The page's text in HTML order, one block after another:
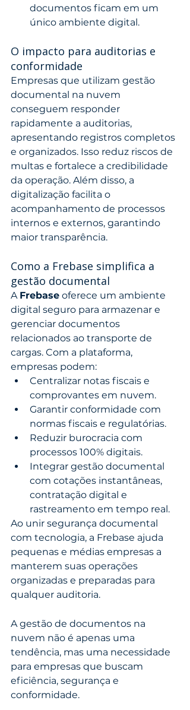
documentos ficam em um
único ambiente digital.
O impacto para auditorias e
conformidade
Empresas que utilizam gestão
documental na nuvem
conseguem responder
rapidamente a auditorias,
apresentando registros completos
e organizados. Isso reduz riscos de
multas e fortalece a credibilidade
da operação. Além disso, a
digitalização facilita o
acompanhamento de processos
internos e externos, garantindo
maior transparência.
Como a Frebase simplifica a
gestão documental
A Frebase oferece um ambiente
digital seguro para armazenar e
gerenciar documentos
relacionados ao transporte de
cargas. Com a plataforma,
empresas podem:
Centralizar notas fiscais e
comprovantes em nuvem.
Garantir conformidade com
normas fiscais e regulatórias.
Reduzir burocracia com
processos 100% digitais.
Integrar gestão documental
com cotações instantâneas,
contratação digital e
rastreamento em tempo real.
Ao unir segurança documental
com tecnologia, a Frebase ajuda
pequenas e médias empresas a
manterem suas operações
organizadas e preparadas para
qualquer auditoria.
A gestão de documentos na
nuvem não é apenas uma
tendência, mas uma necessidade
para empresas que buscam
eficiência, segurança e
conformidade.